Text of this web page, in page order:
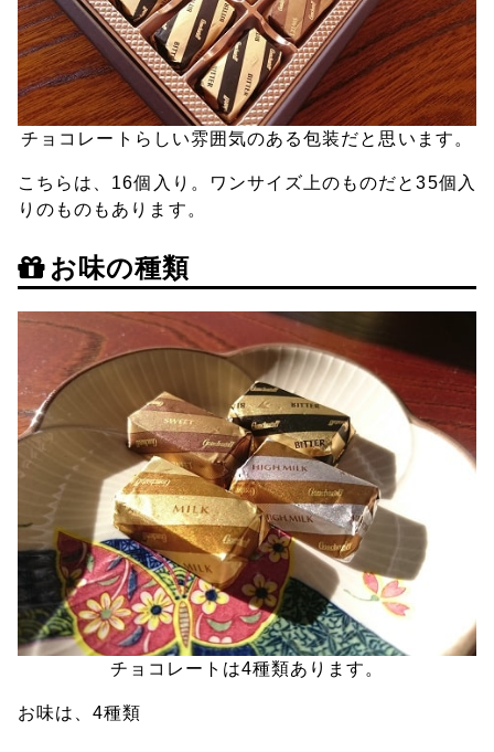
チョコレートらしい雰囲気のある包装だと思います。
こちらは、16個入り。ワンサイズ上のものだと35個入
りのものもあります。
お味の種類
チョコレートは4種類あります。
お味は、4種類